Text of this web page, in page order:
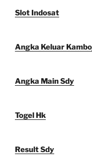
Slot Indosat
Angka Keluar
Angka Main Sdy
Togel Hk
Result Sdy